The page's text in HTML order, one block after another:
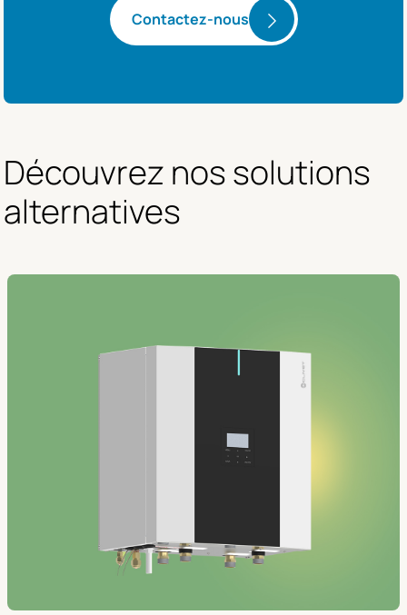
Contactez-nous
Découvrez nos solutions
alternatives